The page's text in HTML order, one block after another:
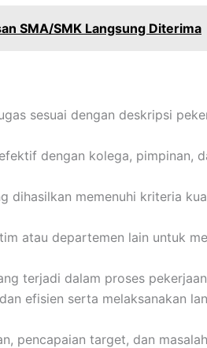
SMA/SMK Langsung Diterima
sesuai dengan deskripsi
dengan kolega, pimpinan,
dihasilkan memenuhi kriteria
atau departemen lain untuk
terjadi dalam proses
efisien serta melaksanakan
pencapaian target, dan